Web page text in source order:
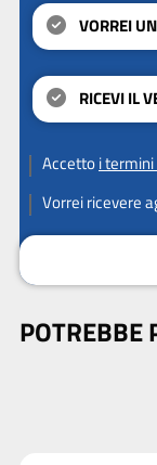
VORREI
RICEVI IL
Accettoi
Vorrei ricevere
POTREBBE